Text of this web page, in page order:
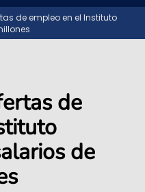
de empleo en el Instituto
de
de